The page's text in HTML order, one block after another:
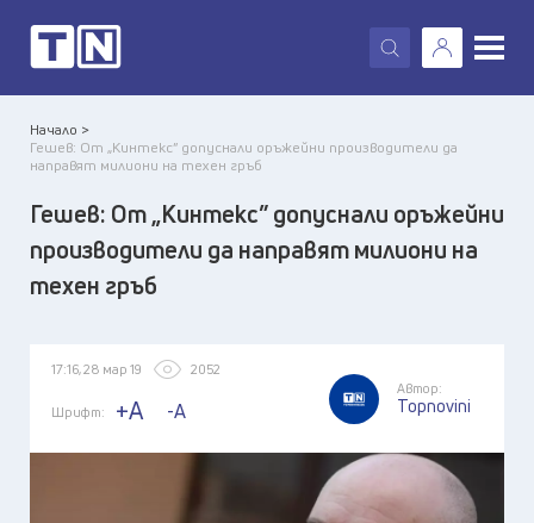
X
Начало >
Гешев: От „Кинтекс” допуснали оръжейни производители да
направят милиони на техен гръб
Гешев: От „Кинтекс” допуснали оръжейни
производители да направят милиони на
техен гръб
17:16, 28 мар 19 2052
Шрифт: +A -A
Автор:
Topnovini